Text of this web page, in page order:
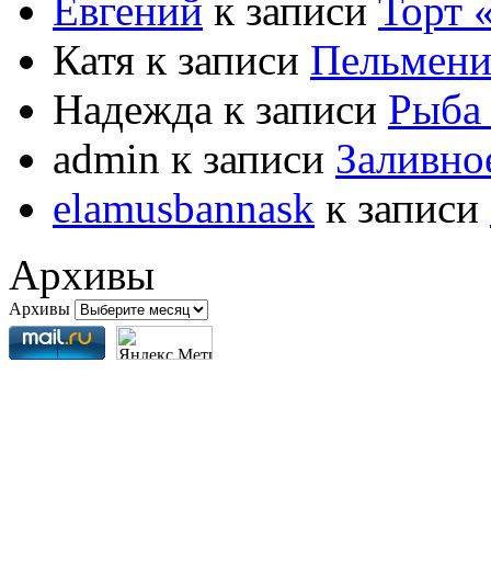
Евгений к записи
Катя к записи
Надежда к записи Рыба
admin к записи
elamusbannask к записи
Архивы
Архивы